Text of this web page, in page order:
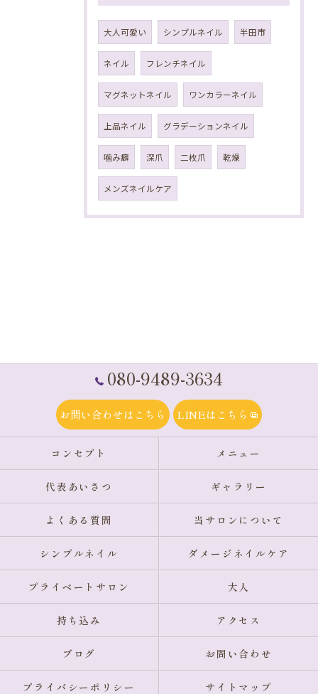
大人可愛い シンプルネイル 半田市
ネイル フレンチネイル
マグネットネイル ワンカラーネイル
上品ネイル グラデーションネイル
噛み癖 深爪 二枚爪 乾燥
メンズネイルケア
080-9489-3634
お問い合わせはこちら LINEはこちら
コンセプト メニュー
代表あいさつ ギャラリー
よくある質問 当サロンについて
シンプルネイル ダメージネイルケア
プライベートサロン 大人
持ち込み アクセス
ブログ お問い合わせ
プライバシーポリシー サイトマップ